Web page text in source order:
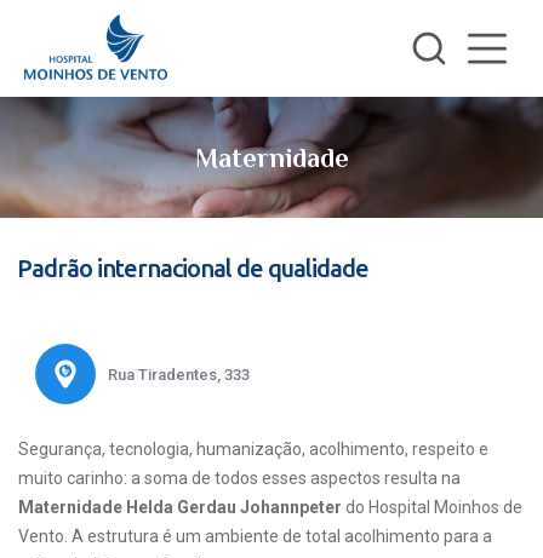
Maternidade
Padrão internacional de qualidade
Rua Tiradentes, 333
Segurança, tecnologia, humanização, acolhimento, respeito e
muito carinho: a soma de todos esses aspectos resulta na
Maternidade Helda Gerdau Johannpeter do Hospital Moinhos de
Vento. A estrutura é um ambiente de total acolhimento para a